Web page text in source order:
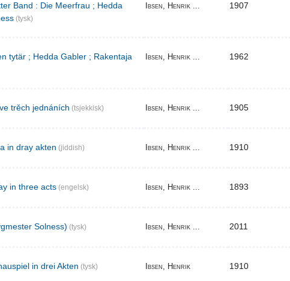
Band : Die Meerfrau ; Hedda
(tysk)
Ibsen, Henrik ... 1907
tytär ; Hedda Gabler ; Rakentaja
Ibsen, Henrik ... 1962
trěch jednáních (tsjekkisk) Ibsen, Henrik ... 1905
in dray akten (jiddish) Ibsen, Henrik ... 1910
in three acts (engelsk) Ibsen, Henrik ... 1893
Solness) (tysk) Ibsen, Henrik ... 2011
in drei Akten (tysk) Ibsen, Henrik 1910